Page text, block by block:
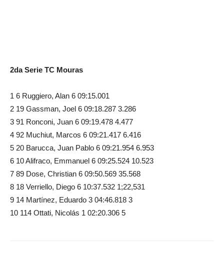
2da Serie TC Mouras
1 6 Ruggiero, Alan 6 09:15.001
2 19 Gassman, Joel 6 09:18.287 3.286
3 91 Ronconi, Juan 6 09:19.478 4.477
4 92 Muchiut, Marcos 6 09:21.417 6.416
5 20 Barucca, Juan Pablo 6 09:21.954 6.953
6 10 Alifraco, Emmanuel 6 09:25.524 10.523
7 89 Dose, Christian 6 09:50.569 35.568
8 18 Verriello, Diego 6 10:37.532 1;22,531
9 14 Martínez, Eduardo 3 04:46.818 3
10 114 Ottati, Nicolás 1 02:20.306 5